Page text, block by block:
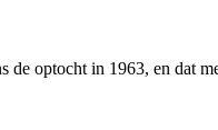
de optocht in 1963, en dat